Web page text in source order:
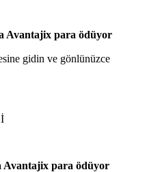
Avantajix para ödüyor
gidin ve gönlünüzce
Avantajix para ödüyor